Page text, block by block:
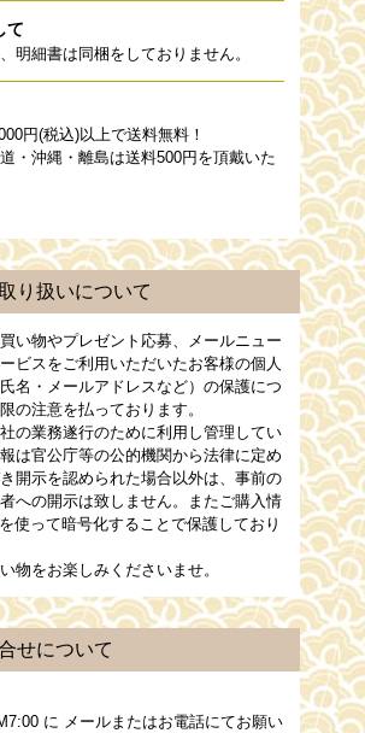
て
明細書は同梱をしておりません。
円(税込)以上で送料無料！
・沖縄・離島は送料500円を頂戴いた
り扱いについて
い物やプレゼント応募、メールニュー
ビスをご利用いただいたお客様の個人
名・メールアドレスなど）の保護につ
の注意を払っております。
の業務遂行のために利用し管理してい
は官公庁等の公的機関から法律に定め
開示を認められた場合以外は、事前の
への開示は致しません。またご購入情
使って暗号化することで保護しており
物をお楽しみくださいませ。
せについて
に メールまたはお電話にてお願い